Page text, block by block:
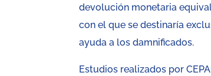
devolución monetaria
con el que se destinaría
ayuda a los damnificados.
Estudios realizados por